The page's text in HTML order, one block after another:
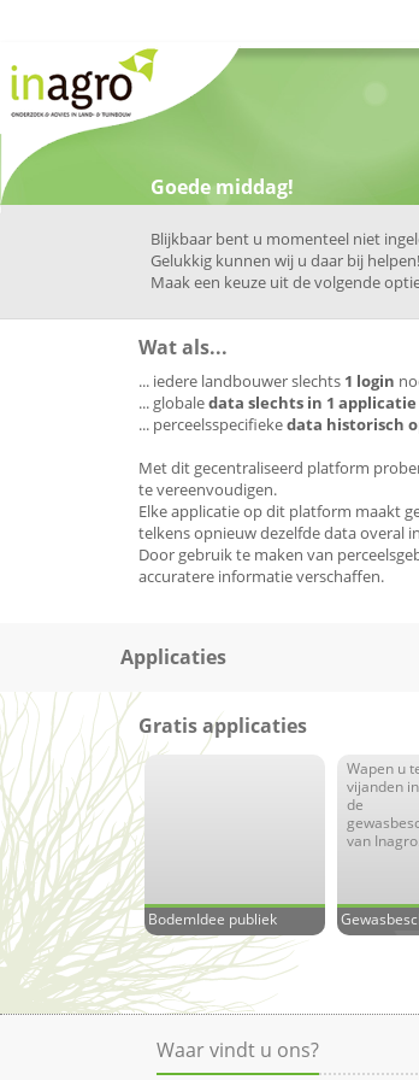
Goede middag!
Blijkbaar bent u momenteel niet
Gelukkig kunnen wij u daar bij helpen!
Maak een keuze uit de volgende
Wat als...
... iedere landbouwer slechts 1 login
... globaledata slechts in 1 applicatie
... perceelsspecifiekedata historisch
Met dit gecentraliseerd platform
te vereenvoudigen.
Elke applicatie op dit platform maakt
telkens opnieuw dezelfde data overal
Door gebruik te maken van
accuratere informatie verschaffen.
Applicaties
Gratis applicaties
BodemIdee publiek
Wapen u
vijanden
de
van Inagro.
Waar vindt u ons?